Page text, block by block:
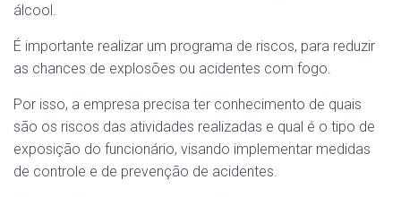
álcool.
É importante realizar um programa de riscos, para reduzir
as chances de explosões ou acidentes com fogo.
Por isso, a empresa precisa ter conhecimento de quais
são os riscos das atividades realizadas e qual é o tipo de
exposição do funcionário, visando implementar medidas
de controle e de prevenção de acidentes.